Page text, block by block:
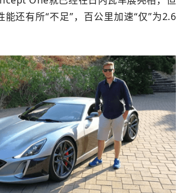
还有所“不足”，百公里加速“仅”为2.6